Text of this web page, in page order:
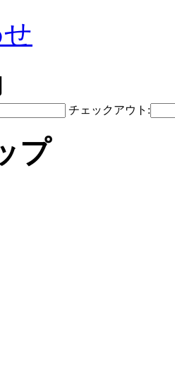
チェックアウト:
プ